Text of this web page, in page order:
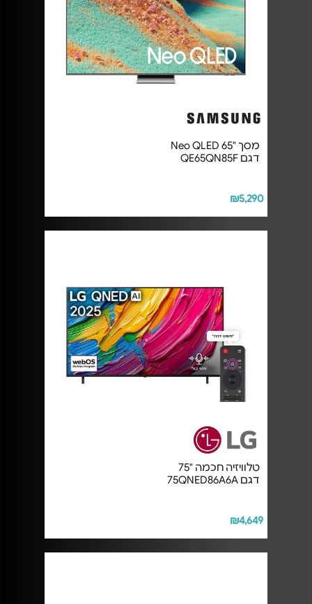
מסך "65 Neo QLED
דגם QE65QN85F
₪5,290
טלוויזיה חכמה "75
דגם 75QNED86A6A
₪4,649